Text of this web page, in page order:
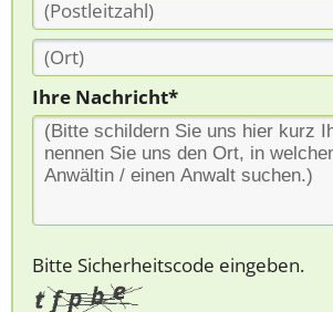
Ihre Nachricht*
Bitte Sicherheitscode eingeben.